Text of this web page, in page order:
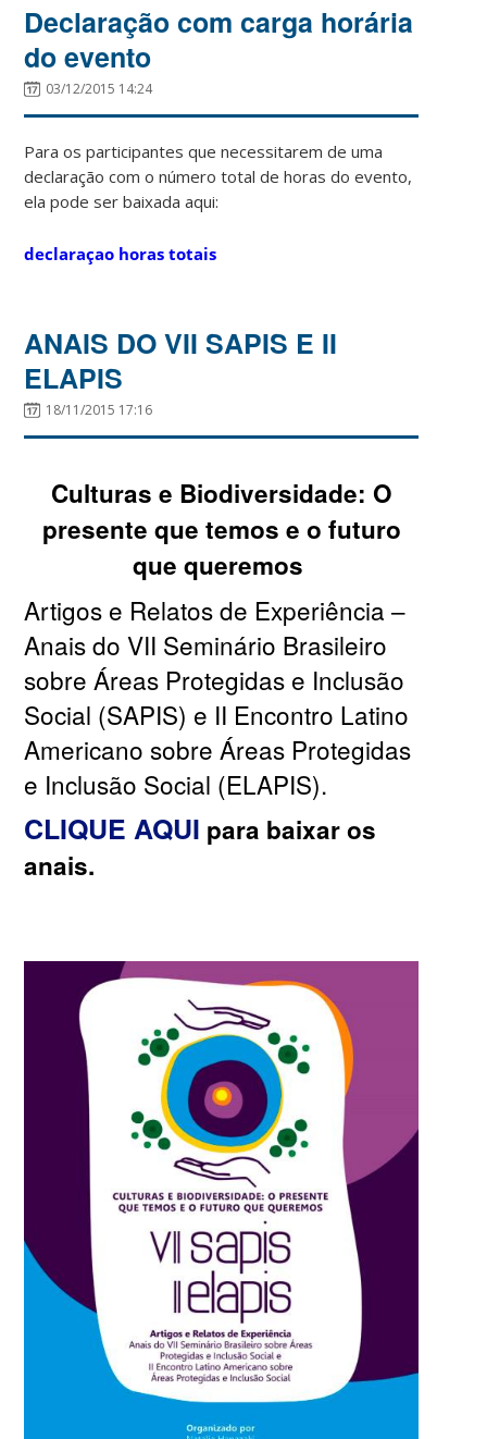
Declaração com carga horária
do evento
03/12/2015 14:24
Para os participantes que necessitarem de uma
declaração com o número total de horas do evento,
ela pode ser baixada aqui:
declaraçao horas totais
ANAIS DO VII SAPIS E II
ELAPIS
18/11/2015 17:16
Culturas e Biodiversidade: O
presente que temos e o futuro
que queremos
Artigos e Relatos de Experiência –
Anais do VII Seminário Brasileiro
sobre Áreas Protegidas e Inclusão
Social (SAPIS) e II Encontro Latino
Americano sobre Áreas Protegidas
e Inclusão Social (ELAPIS).
CLIQUE AQUI para baixar os
anais.